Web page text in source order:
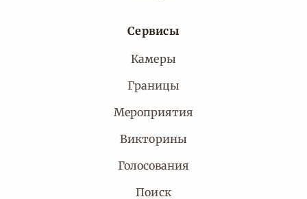
Сервисы
Камеры
Границы
Мероприятия
Викторины
Голосования
Поиск